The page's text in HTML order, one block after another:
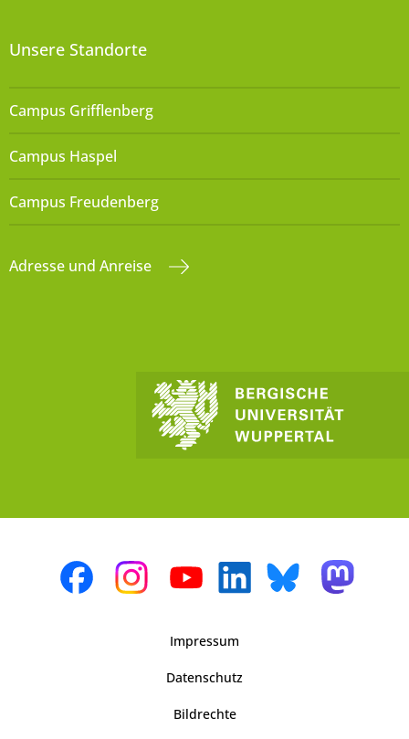
Unsere Standorte
Campus Grifflenberg
Campus Haspel
Campus Freudenberg
Adresse und Anreise
Impressum
Datenschutz
Bildrechte